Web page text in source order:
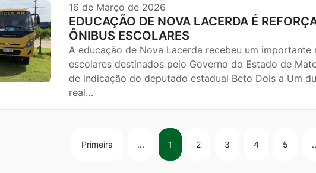
16 de Março de 2026
EDUCAÇÃO DE NOVA LACERDA É
ÔNIBUS ESCOLARES
A educação de Nova Lacerda recebeu um
escolares destinados pelo Governo do Estado de
de indicação do deputado estadual Beto Dois a Um
real…
Primeira ... 1 2 3 4 5